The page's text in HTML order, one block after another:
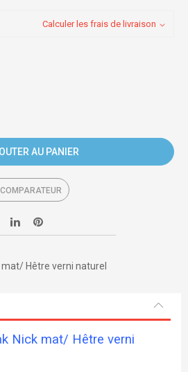
Calculer les frais de livraison
AU PANIER
Hêtre verni naturel
Nick mat/ Hêtre verni